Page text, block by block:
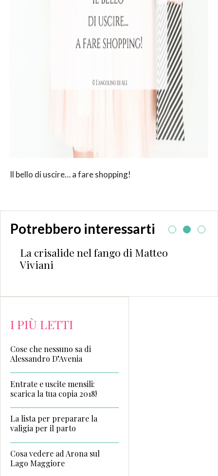
Il bello di uscire… a fare shopping!
Potrebbero interessarti
La crisalide nel fango di Matteo
Viviani
I PIÙ LETTI
Cose che nessuno sa di
Alessandro D’Avenia
Entrate e uscite mensili:
scarica la tua copia 2018!
La lista per preparare la
valigia per il parto
Cosa vedere ad Arona sul
Lago Maggiore